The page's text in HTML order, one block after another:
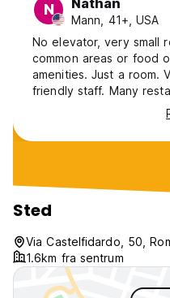
N Nathan
Mann, 41+, USA
No elevator, very small
common areas or food
amenities. Just a room.
friendly staff. Many
nearby. Main train
Sted
Via Castelfidardo, 50,
1.6km fra sentrum